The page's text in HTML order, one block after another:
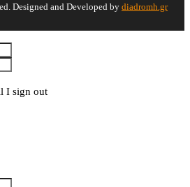
Designed and Developed by diadromh.gr
I sign out